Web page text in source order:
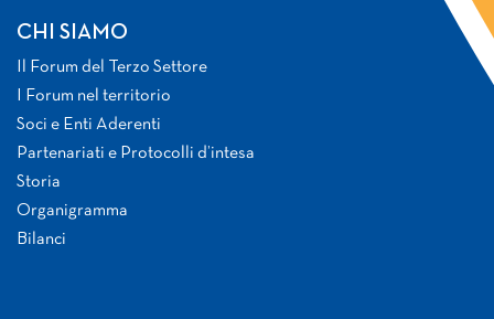
CHI SIAMO
Il Forum del Terzo Settore
I Forum nel territorio
Soci e Enti Aderenti
Partenariati e Protocolli d’intesa
Storia
Organigramma
Bilanci